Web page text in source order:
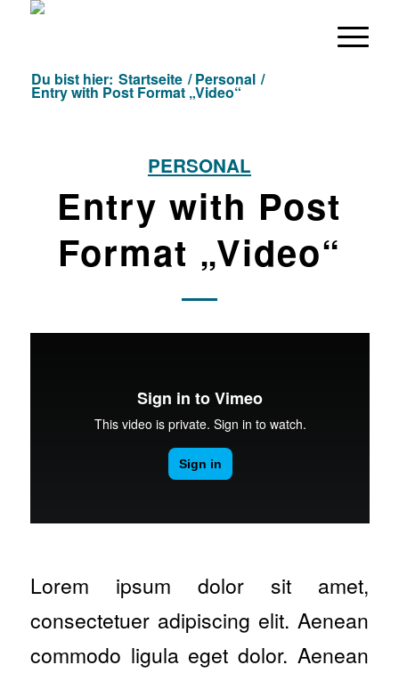
Du bist hier: Startseite / Personal /
Entry with Post Format „Video“
PERSONAL
Entry with Post
Format „Video“
Lorem ipsum dolor sit amet,
consectetuer adipiscing elit. Aenean
commodo ligula eget dolor. Aenean